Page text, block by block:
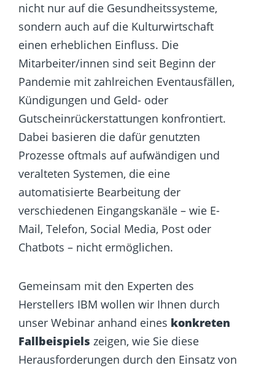
nicht nur auf die Gesundheitssysteme,
sondern auch auf die Kulturwirtschaft
einen erheblichen Einfluss. Die
Mitarbeiter/innen sind seit Beginn der
Pandemie mit zahlreichen Eventausfällen,
Kündigungen und Geld- oder
Gutscheinrückerstattungen konfrontiert.
Dabei basieren die dafür genutzten
Prozesse oftmals auf aufwändigen und
veralteten Systemen, die eine
automatisierte Bearbeitung der
verschiedenen Eingangskanäle – wie E-
Mail, Telefon, Social Media, Post oder
Chatbots – nicht ermöglichen.
Gemeinsam mit den Experten des
Herstellers IBM wollen wir Ihnen durch
unser Webinar anhand eines konkreten
Fallbeispiels zeigen, wie Sie diese
Herausforderungen durch den Einsatz von